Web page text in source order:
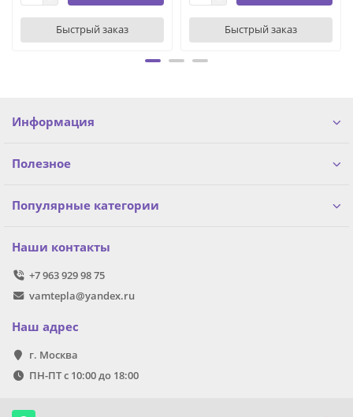
Быстрый заказ Быстрый заказ
Информация
Полезное
Популярные категории
Наши контакты
+7 963 929 98 75
vamtepla@yandex.ru
Наш адрес
г. Москва
ПН-ПТ с 10:00 до 18:00